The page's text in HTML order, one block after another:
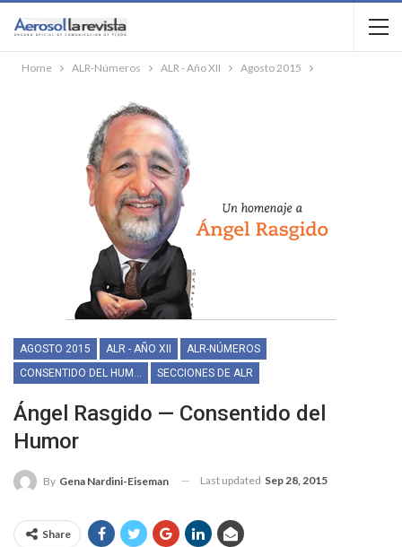
Home ALR-Números ALR - Año XII Agosto 2015
AGOSTO 2015 ALR - AÑO XII
ALR-NÚMEROS
CONSENTIDO DEL HUMOR
SECCIONES DE ALR
Ángel Rasgido — Consentido del
Humor
By Gena Nardini-Eiseman Last updated Sep 28, 2015
Share